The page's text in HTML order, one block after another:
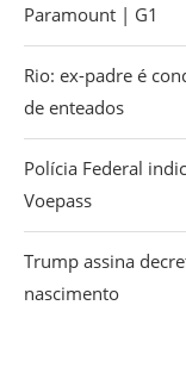
Paramount | G1
Rio: ex-padre é
de enteados
Polícia Federal
Voepass
Trump assina
nascimento